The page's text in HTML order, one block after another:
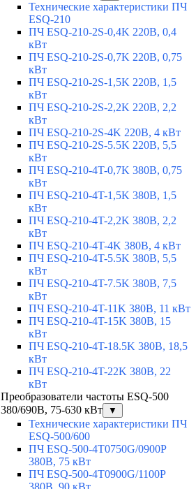
Технические характеристики ПЧ
ESQ-210
ПЧ ESQ-210-2S-0,4K 220В, 0,4
кВт
ПЧ ESQ-210-2S-0,7K 220В, 0,75
кВт
ПЧ ESQ-210-2S-1,5K 220В, 1,5
кВт
ПЧ ESQ-210-2S-2,2K 220В, 2,2
кВт
ПЧ ESQ-210-2S-4K 220В, 4 кВт
ПЧ ESQ-210-2S-5.5K 220В, 5,5
кВт
ПЧ ESQ-210-4T-0,7K 380В, 0,75
кВт
ПЧ ESQ-210-4T-1,5K 380В, 1,5
кВт
ПЧ ESQ-210-4T-2,2K 380В, 2,2
кВт
ПЧ ESQ-210-4T-4K 380В, 4 кВт
ПЧ ESQ-210-4T-5.5K 380В, 5,5
кВт
ПЧ ESQ-210-4T-7.5K 380В, 7,5
кВт
ПЧ ESQ-210-4T-11K 380В, 11 кВт
ПЧ ESQ-210-4T-15K 380В, 15
кВт
ПЧ ESQ-210-4T-18.5K 380В, 18,5
кВт
ПЧ ESQ-210-4T-22K 380В, 22
кВт
Преобразователи частоты ESQ-500
380/690В, 75-630 кВт
▼
Технические характеристики ПЧ
ESQ-500/600
ПЧ ESQ-500-4T0750G/0900P
380В, 75 кВт
ПЧ ESQ-500-4T0900G/1100P